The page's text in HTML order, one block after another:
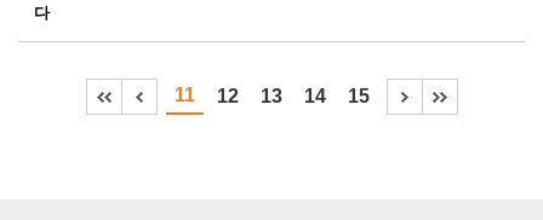
다
11 12 13 14 15